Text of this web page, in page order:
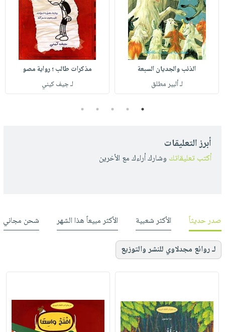
الذئب والجديان السبعة
لـ ألبير مطلق
مذكرات طالب ؛ رواية مصو
لـ جيف كيني
1
2
3
4
5
أبرز التعليقات
أكتب تعليقاتك وشارك أراءك مع الأخرين
صدر حديثاً الأكثر شعبية الأكثر مبيعاً هذا الشهر شحن مجاني
لـ روائع مجدلاوي للنشر والتوزيع